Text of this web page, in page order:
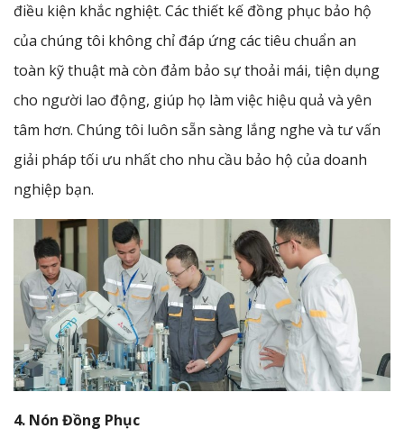
điều kiện khắc nghiệt. Các thiết kế đồng phục bảo hộ
của chúng tôi không chỉ đáp ứng các tiêu chuẩn an
toàn kỹ thuật mà còn đảm bảo sự thoải mái, tiện dụng
cho người lao động, giúp họ làm việc hiệu quả và yên
tâm hơn. Chúng tôi luôn sẵn sàng lắng nghe và tư vấn
giải pháp tối ưu nhất cho nhu cầu bảo hộ của doanh
nghiệp bạn.
4. Nón Đồng Phục